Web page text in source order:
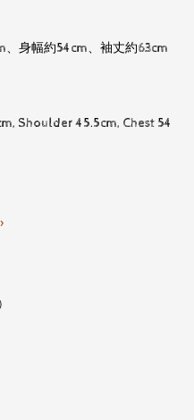
身幅約54cm、袖丈約63cm
Shoulder 45.5cm, Chest 54